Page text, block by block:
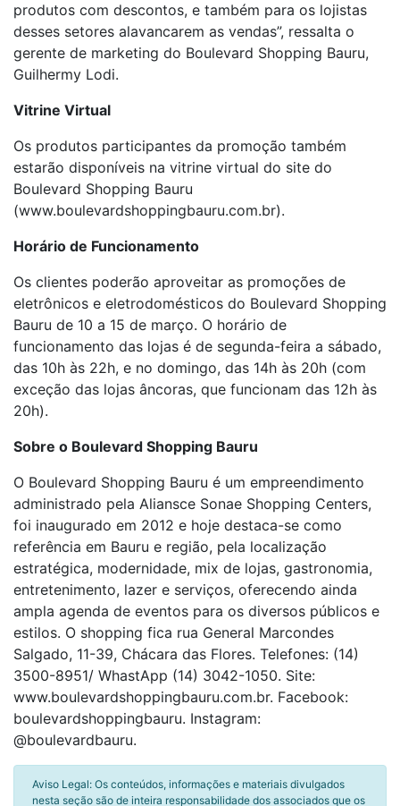
produtos com descontos, e também para os lojistas
desses setores alavancarem as vendas”, ressalta o
gerente de marketing do Boulevard Shopping Bauru,
Guilhermy Lodi.
Vitrine Virtual
Os produtos participantes da promoção também
estarão disponíveis na vitrine virtual do site do
Boulevard Shopping Bauru
(www.boulevardshoppingbauru.com.br).
Horário de Funcionamento
Os clientes poderão aproveitar as promoções de
eletrônicos e eletrodomésticos do Boulevard Shopping
Bauru de 10 a 15 de março. O horário de
funcionamento das lojas é de segunda-feira a sábado,
das 10h às 22h, e no domingo, das 14h às 20h (com
exceção das lojas âncoras, que funcionam das 12h às
20h).
Sobre o Boulevard Shopping Bauru
O Boulevard Shopping Bauru é um empreendimento
administrado pela Aliansce Sonae Shopping Centers,
foi inaugurado em 2012 e hoje destaca-se como
referência em Bauru e região, pela localização
estratégica, modernidade, mix de lojas, gastronomia,
entretenimento, lazer e serviços, oferecendo ainda
ampla agenda de eventos para os diversos públicos e
estilos. O shopping fica rua General Marcondes
Salgado, 11-39, Chácara das Flores. Telefones: (14)
3500-8951/ WhastApp (14) 3042-1050. Site:
www.boulevardshoppingbauru.com.br. Facebook:
boulevardshoppingbauru. Instagram:
@boulevardbauru.
Aviso Legal: Os conteúdos, informações e materiais divulgados
nesta seção são de inteira responsabilidade dos associados que os